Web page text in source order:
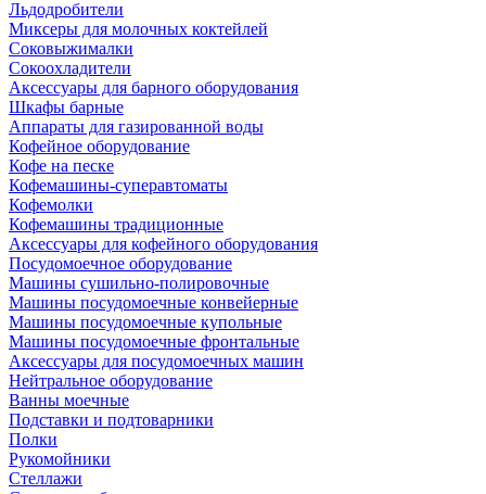
Льдодробители
Миксеры для молочных коктейлей
Соковыжималки
Сокоохладители
Аксессуары для барного оборудования
Шкафы барные
Аппараты для газированной воды
Кофейное оборудование
Кофе на песке
Кофемашины-суперавтоматы
Кофемолки
Кофемашины традиционные
Аксессуары для кофейного оборудования
Посудомоечное оборудование
Машины сушильно-полировочные
Машины посудомоечные конвейерные
Машины посудомоечные купольные
Машины посудомоечные фронтальные
Аксессуары для посудомоечных машин
Нейтральное оборудование
Ванны моечные
Подставки и подтоварники
Полки
Рукомойники
Стеллажи